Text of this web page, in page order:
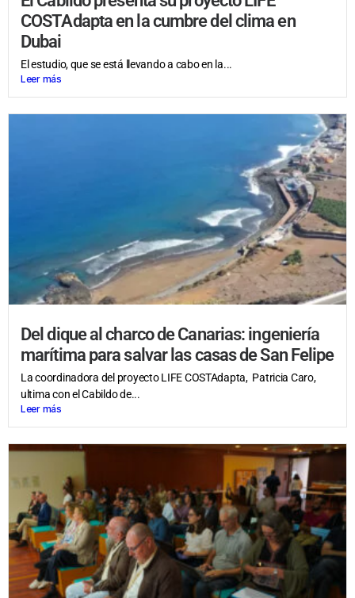
COSTAdapta en la cumbre del clima en
Dubai
El estudio, que se está llevando a cabo en la...
Leer más
Del dique al charco de Canarias: ingeniería
marítima para salvar las casas de San Felipe
La coordinadora del proyecto LIFE COSTAdapta, Patricia Caro,
ultima con el Cabildo de...
Leer más